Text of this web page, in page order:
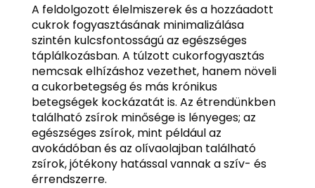
A feldolgozott élelmiszerek és a hozzáadott
cukrok fogyasztásának minimalizálása
szintén kulcsfontosságú az egészséges
táplálkozásban. A túlzott cukorfogyasztás
nemcsak elhízáshoz vezethet, hanem növeli
a cukorbetegség és más krónikus
betegségek kockázatát is. Az étrendünkben
található zsírok minősége is lényeges; az
egészséges zsírok, mint például az
avokádóban és az olívaolajban található
zsírok, jótékony hatással vannak a szív- és
érrendszerre.